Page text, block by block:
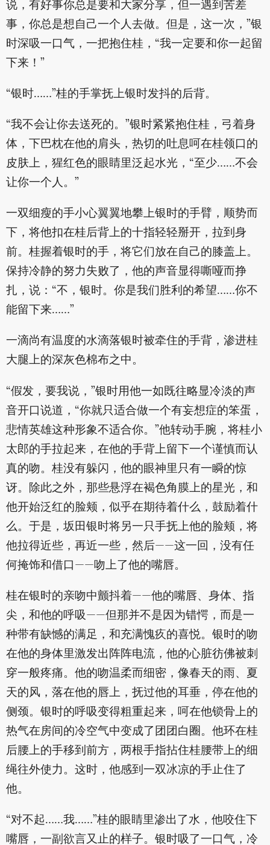
说，有好事你总是要和大家分享，但一遇到苦差
事，你总是想自己一个人去做。但是，这一次，”银
时深吸一口气，一把抱住桂，“我一定要和你一起留
下来！”
“银时……”桂的手掌抚上银时发抖的后背。
“我不会让你去送死的。”银时紧紧抱住桂，弓着身
体，下巴枕在他的肩头，热切的吐息呵在桂领口的
皮肤上，猩红色的眼睛里泛起水光，“至少……不会
让你一个人。”
一双细瘦的手小心翼翼地攀上银时的手臂，顺势而
下，将他扣在桂后背上的十指轻轻掰开，拉到身
前。桂握着银时的手，将它们放在自己的膝盖上。
保持冷静的努力失败了，他的声音显得嘶哑而挣
扎，说：“不，银时。你是我们胜利的希望……你不
能留下来……”
一滴尚有温度的水滴落银时被牵住的手背，渗进桂
大腿上的深灰色棉布之中。
“假发，要我说，”银时用他一如既往略显冷淡的声
音开口说道，“你就只适合做一个有妄想症的笨蛋，
悲情英雄这种形象不适合你。”他转动手腕，将桂小
太郎的手拉起来，在他的手背上留下一个谨慎而认
真的吻。桂没有躲闪，他的眼神里只有一瞬的惊
讶。除此之外，那些悬浮在褐色角膜上的星光，和
他开始泛红的脸颊，似乎在期待着什么，鼓励着什
么。于是，坂田银时将另一只手抚上他的脸颊，将
他拉得近些，再近一些，然后——这一回，没有任
何掩饰和借口——吻上了他的嘴唇。
桂在银时的亲吻中颤抖着——他的嘴唇、身体、指
尖，和他的呼吸——但那并不是因为错愕，而是一
种带有缺憾的满足，和充满愧疚的喜悦。银时的吻
在他的身体里激发出阵阵电流，他的心脏彷佛被刺
穿一般疼痛。他的吻温柔而细密，像春天的雨、夏
天的风，落在他的唇上，抚过他的耳垂，停在他的
侧颈。银时的呼吸变得粗重起来，呵在他锁骨上的
热气在房间的冷空气中变成了团团白圈。他环在桂
后腰上的手移到前方，两根手指拈住桂腰带上的细
绳往外使力。这时，他感到一双冰凉的手止住了
他。
“对不起……我……”桂的眼睛里渗出了水，他咬住下
嘴唇，一副欲言又止的样子。银时吸了一口气，冷